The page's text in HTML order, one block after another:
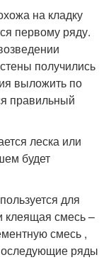
на кладку
первому ряду.
получились
выложить по
правильный
леска или
будет
для
клеящая смесь –
смесь ,
ряды